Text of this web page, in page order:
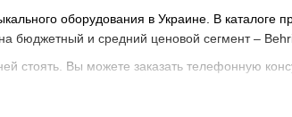
оборудования в Украине. В каталоге
бюджетный и средний ценовой сегмент –
стоять. Вы можете заказать телефонную